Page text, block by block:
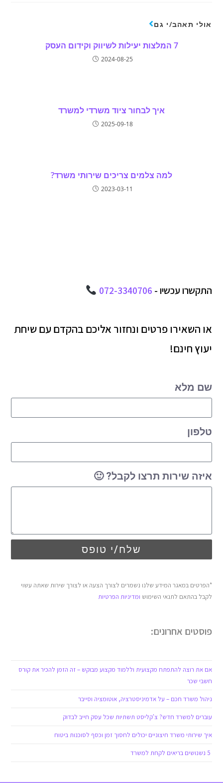
אולי תאהב/י גם
7 המלצות יעילות לשיווק וקידום העסק
2024-08-25
איך לבחור ציוד משרדי למשרד
2025-09-18
למה צלמים צריכים שירותי משרד?
2023-03-11
התקשרו עכשיו - 072-3340706
או השאירו פרטים ונחזור אליכם בהקדם עם שיחת
יעוץ חינם!
שם מלא
טלפון
איזה שירות תרצו לקבל? 🙂
שלח/י טופס
*הפרטים במאגר המידע שלנו נשמרים לצורך הצעה או לצורך שירות שאתה עשוי
לקבל בהתאם לתנאי השימוש ומדיניות הפרטיות
פוסטים אחרונים:
אם את רוצה להתפתח מקצועית וללמוד מקצוע מבוקש – זה הזמן להכיר את קורס
חשבי שכר
ניהול משרד חכם – על אדמיניסטרציה, אוטומציה וסייבר
עוברים למשרד חדש? צ'קליסט תשתיות שכל עסק חייב לבדוק
איך שירותי משרד חיצוניים יכולים לחסוך זמן וכסף לסוכנות ביטוח